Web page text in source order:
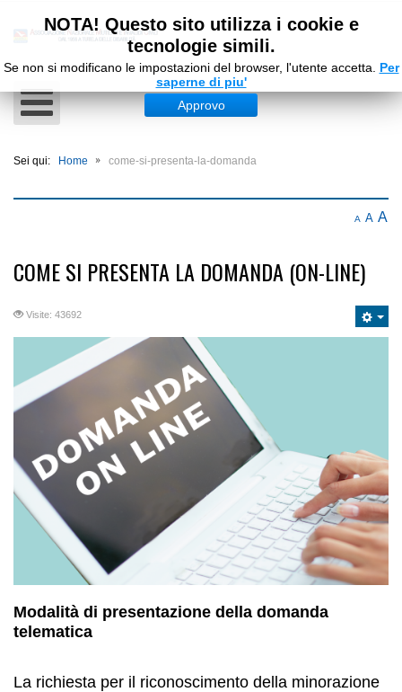
Sei qui: Home come-si-presenta-la-domanda
NOTA! Questo sito utilizza i cookie e
tecnologie simili.
Se non si modificano le impostazioni del browser, l'utente accetta. Per
saperne di piu'
Approvo
A A A
COME SI PRESENTA LA DOMANDA (ON-LINE)
Visite: 43692
Modalità di presentazione della domanda
telematica
La richiesta per il riconoscimento della minorazione